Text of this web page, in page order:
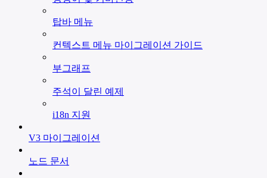
탑바 메뉴
컨텍스트 메뉴 마이그레이션 가이드
부그래프
주석이 달린 예제
i18n 지원
V3 마이그레이션
노드 문서